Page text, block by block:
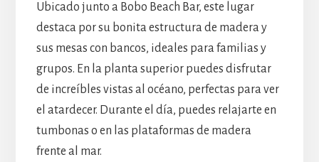
Ubicado junto a Bobo Beach Bar, este lugar
destaca por su bonita estructura de madera y
sus mesas con bancos, ideales para familias y
grupos. En la planta superior puedes disfrutar
de increíbles vistas al océano, perfectas para ver
el atardecer. Durante el día, puedes relajarte en
tumbonas o en las plataformas de madera
frente al mar.